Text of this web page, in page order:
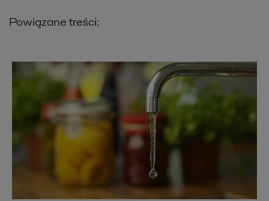
Powiązane treści: